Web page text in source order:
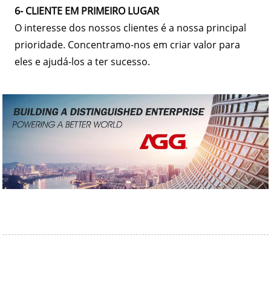
6- CLIENTE EM PRIMEIRO LUGAR
O interesse dos nossos clientes é a nossa principal
prioridade. Concentramo-nos em criar valor para
eles e ajudá-los a ter sucesso.